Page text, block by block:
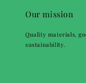
Our mission
Quality materials,
sustainability.